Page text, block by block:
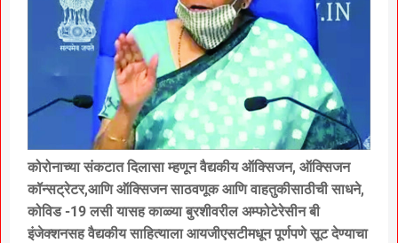
कोरोनाच्या संकटात दिलासा म्हणून वैद्यकीय ऑक्सिजन, ऑक्सिजन
कॉन्सट्रेटर,आणि ऑक्सिजन साठवणूक आणि वाहतुकीसाठीची साधने,
कोविड -19 लसी यासह काळ्या बुरशीवरील अम्फोटेरेसीन बी
इंजेक्शनसह वैद्यकीय साहित्याला आयजीएसटीमधून पूर्णपणे सूट देण्याचा